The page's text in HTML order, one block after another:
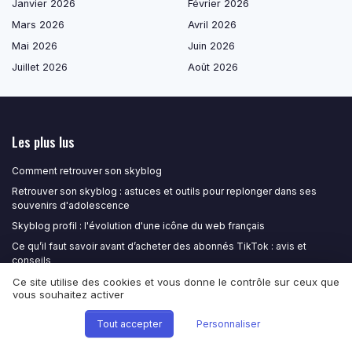
Janvier 2026
Février 2026
Mars 2026
Avril 2026
Mai 2026
Juin 2026
Juillet 2026
Août 2026
Les plus lus
Comment retrouver son skyblog
Retrouver son skyblog : astuces et outils pour replonger dans ses
souvenirs d'adolescence
Skyblog profil : l'évolution d'une icône du web français
Ce qu’il faut savoir avant d’acheter des abonnés TikTok : avis et
conseils
Verbatim synonyme : comprendre et utiliser les termes équivalents
Les derniers articles
Ce site utilise des cookies et vous donne le contrôle sur ceux que
vous souhaitez activer
Tout accepter Personnaliser